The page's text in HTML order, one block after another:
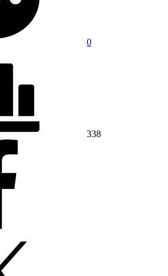
0
338